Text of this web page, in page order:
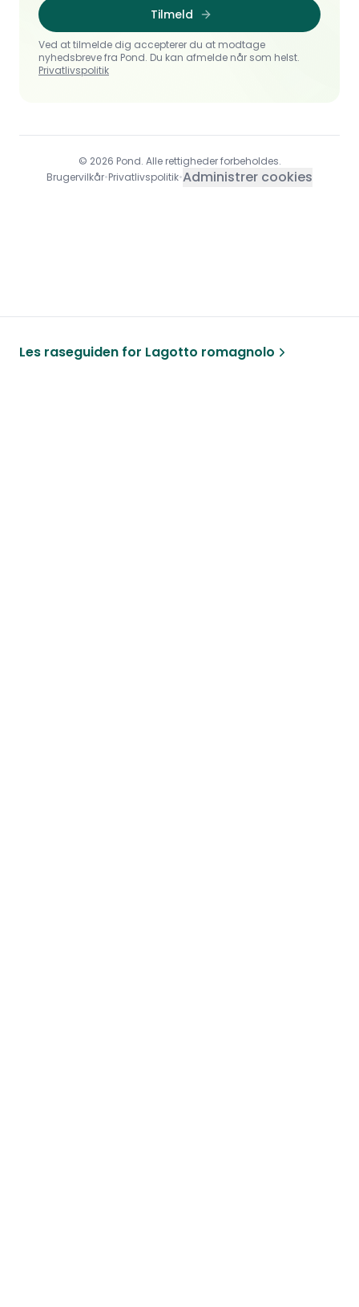
Tilmeld
Ved at tilmelde dig accepterer du at modtage
nyhedsbreve fra Pond. Du kan afmelde når som helst.
Privatlivspolitik
© 2026 Pond. Alle rettigheder forbeholdes.
Brugervilkår•Privatlivspolitik•Administrer cookies
Les raseguiden for Lagotto romagnolo